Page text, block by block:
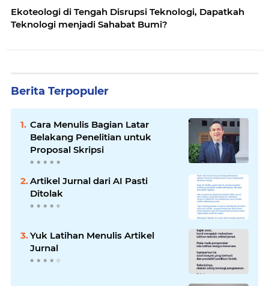
Ekoteologi di Tengah Disrupsi Teknologi, Dapatkah
Teknologi menjadi Sahabat Bumi?
Berita Terpopuler
Cara Menulis Bagian Latar
Belakang Penelitian untuk
Proposal Skripsi
Artikel Jurnal dari AI Pasti
Ditolak
Yuk Latihan Menulis Artikel
Jurnal